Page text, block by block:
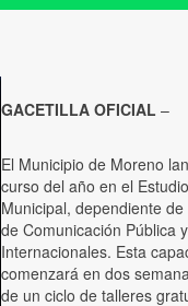
GACETILLA OFICIAL –
El Municipio de Moreno
curso del año en el
Municipal, dependiente
de Comunicación Pública
Internacionales. Esta
comenzará en dos
de un ciclo de talleres